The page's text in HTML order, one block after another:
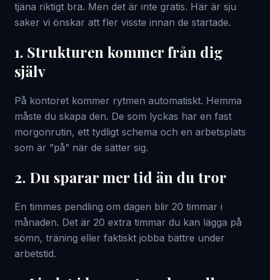
tjäna riktigt bra. Men det är inte gratis. Här är sju
saker vi önskar att fler visste innan de startade.
1. Strukturen kommer från dig
själv
På kontoret kommer rytmen automatiskt. Hemma
måste du skapa den. De som lyckas har en fast
morgonrutin, ett tydligt schema och en arbetsplats
som är ”på” när de sätter sig.
2. Du sparar mer tid än du tror
En timmes pendling om dagen blir 20 timmar i
månaden. Det är 20 extra timmar du kan lägga på
sömn, träning eller faktiskt jobba bättre under
arbetstid.